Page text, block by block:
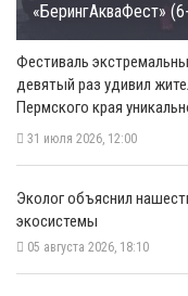
«БерингАкваФест»
Фестиваль
девятый раз удивил
Пермского края
31 июля 2026, 12:00
Эколог объяснил
экосистемы
05 августа 2026, 18:10